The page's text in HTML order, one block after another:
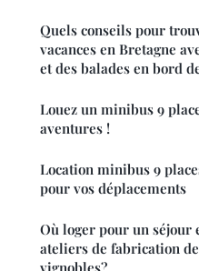
Quels conseils pour
vacances en Bretagne
et des balades en bord
Louez un minibus 9
aventures !
Location minibus 9
pour vos déplacements
Où loger pour un séjour
ateliers de fabrication